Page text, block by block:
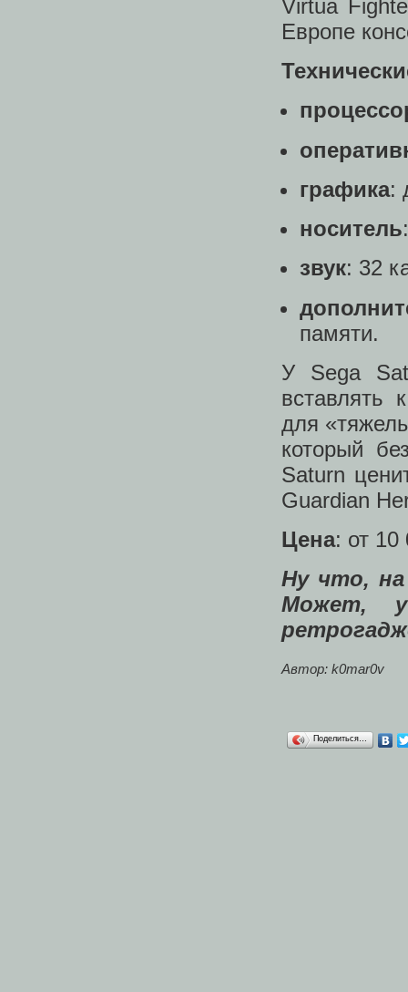
Virtua
Европе
графика:
носитель
звук: 32
памяти.
У Sega
вставлять
для
который
Saturn
Guardian
Цена: от 10
Ну что, на
Может,
Автор: k0mar0v
Поделиться…